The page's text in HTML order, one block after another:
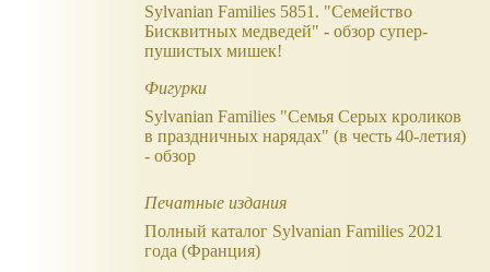
Sylvanian Families 5851. "Семейство
Бисквитных медведей" - обзор супер-
пушистых мишек!
Фигурки
Sylvanian Families "Семья Серых кроликов
в праздничных нарядах" (в честь 40-летия)
- обзор
Печатные издания
Полный каталог Sylvanian Families 2021
года (Франция)